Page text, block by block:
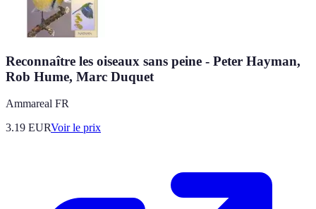
Reconnaître les oiseaux sans peine - Peter Hayman,
Rob Hume, Marc Duquet
Ammareal FR
3.19 EURVoir le prix